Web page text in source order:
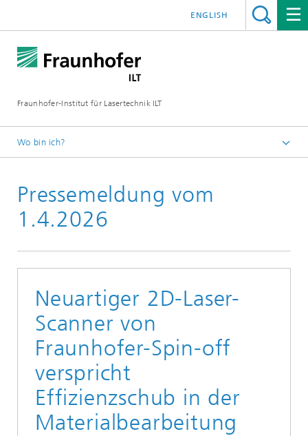
Fraunhofer-Institut für Lasertechnik ILT
ENGLISH
Wo bin ich?
Pressemitteilungen
Pressemeldung vom
1.4.2026
Neuartiger 2D-Laser-
Scanner von
Fraunhofer-Spin-off
verspricht
Effizienzschub in der
Materialbearbeitung